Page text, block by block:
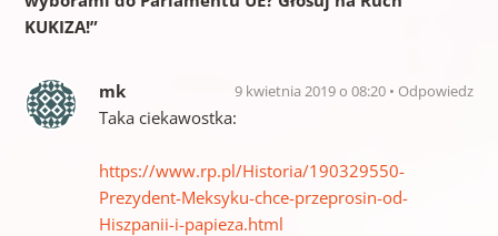
KUKIZA!”
mk 9 kwietnia 2019 o 08:20 Odpowiedz
Taka ciekawostka:
https://www.rp.pl/Historia/190329550-
Prezydent-Meksyku-chce-przeprosin-od-
Hiszpanii-i-papieza.html